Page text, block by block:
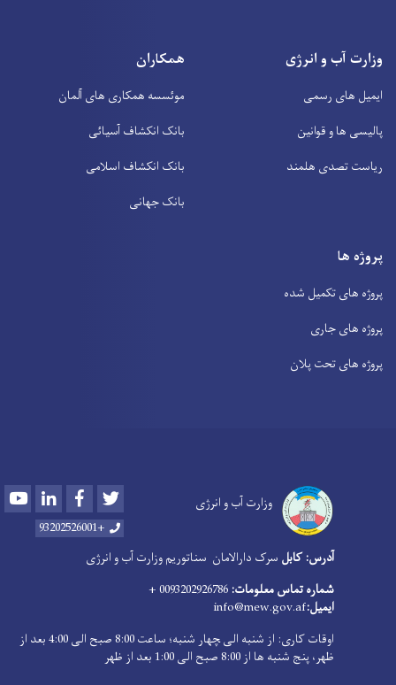
وزارت آب و انرژی
ایمیل های رسمی
پالیسی ها و قوانین
ریاست تصدی هلمند
همکاران
موئسسه همکاری های آلمان
بانک انکشاف آسیائی
بانک انکشاف اسلامی
بانک جهانی
پروژه ها
پروژه های تکمیل شده
پروژه های جاری
پروژه های تحت پلان
وزارت آب و انرژی YoutubeLinkedInFacebook
+93202526001
آدرس: کابل سرک دارالامان سناتوریم وزارت آب و انرژی
شماره تماس معلومات:
ایمیل:info@mew.gov.af
اوقات کاری: از شنبه الی ‍چهار شنبه؛ ساعت 8:00 صبح الی 4:00 بعد از
ظهر، پنج شنبه ها از 8:00 صبح الی 1:00 بعد از ظهر